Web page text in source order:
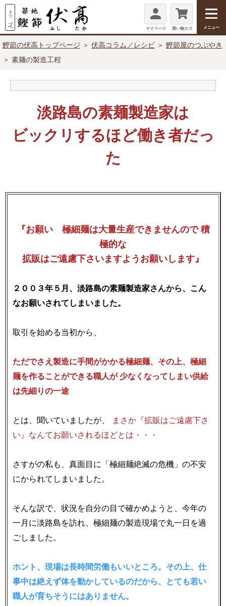
マイページ 買い物カゴ メニュー
鰹節の伏高トップページ ＞ 伏高コラム／レシピ ＞ 鰹節屋のつぶやき
＞ 素麺の製造工程
淡路島の素麺製造家は
ビックリするほど働き者だっ
た
『お願い 極細麺は大量生産できませんので 積
極的な
拡販はご遠慮下さいますようお願いします』
２００３年５月、淡路島の素麺製造家さんから、こん
なお願いされてしまいました。
取引を始める当初から、
ただでさえ製造に手間がかかる極細麺、その上、極細
麺を作ることができる職人が 少なくなってしまい供給
は先細りの一途
とは、聞いていましたが、
まさか『拡販はご遠慮下さ
い』なんてお願いされるほどとは・・・
さすがの私も、真面目に「極細麺絶滅の危機」の不安
にかられてしまいました。
そんな訳で、状況を自分の目で確かめようと、今年の
一月に淡路島を訪れ、極細麺の製造現場で丸一日を過
ごしました。
ホント、現場は長時間労働もいいところ。その上、仕
事中は絶えず体を動かしているのだから、とても若い
職人が育ちそうにはありません。